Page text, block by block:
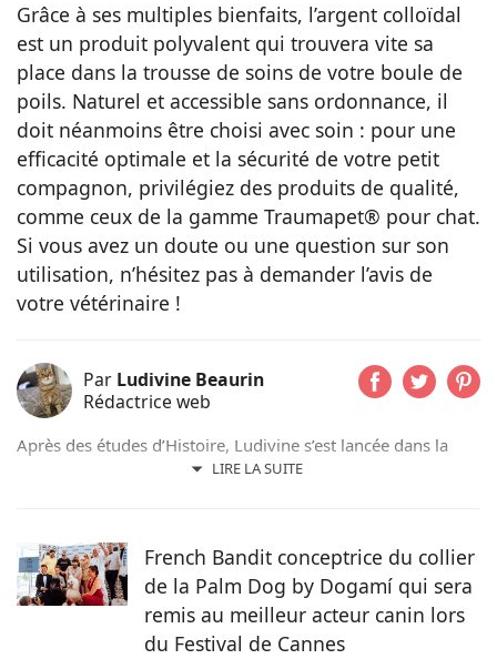
Grâce à ses multiples bienfaits, l’argent colloïdal
est un produit polyvalent qui trouvera vite sa
place dans la trousse de soins de votre boule de
poils. Naturel et accessible sans ordonnance, il
doit néanmoins être choisi avec soin : pour une
efficacité optimale et la sécurité de votre petit
compagnon, privilégiez des produits de qualité,
comme ceux de la gamme Traumapet® pour chat.
Si vous avez un doute ou une question sur son
utilisation, n’hésitez pas à demander l’avis de
votre vétérinaire !
Par Ludivine Beaurin
Rédactrice web
LIRE LA SUITE
Après des études d’Histoire, Ludivine s’est lancée dans la
rédaction web. Aujourd’hui, c’est avec plaisir qu’elle met sa
French Bandit conceptrice du collier
de la Palm Dog by Dogamí qui sera
remis au meilleur acteur canin lors
du Festival de Cannes